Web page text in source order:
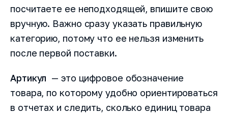
посчитаете ее неподходящей, впишите свою
вручную. Важно сразу указать правильную
категорию, потому что ее нельзя изменить
после первой поставки.
Артикул — это цифровое обозначение
товара, по которому удобно ориентироваться
в отчетах и следить, сколько единиц товара